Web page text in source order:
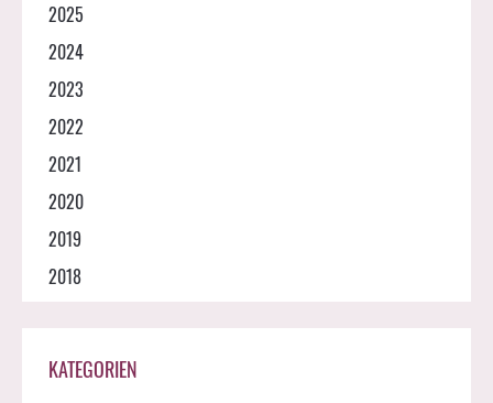
2025
2024
2023
2022
2021
2020
2019
2018
KATEGORIEN